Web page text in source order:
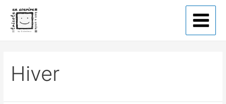
Hiver